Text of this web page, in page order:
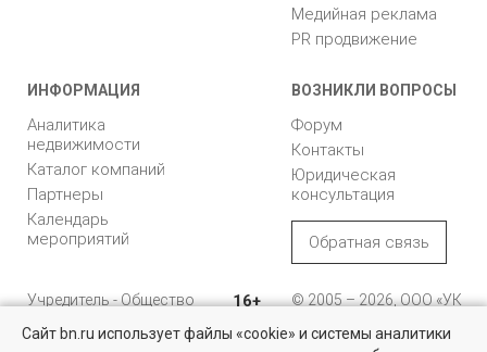
Медийная реклама
PR продвижение
ИНФОРМАЦИЯ
Аналитика
недвижимости
Каталог компаний
Партнеры
Календарь
мероприятий
ВОЗНИКЛИ ВОПРОСЫ
Форум
Контакты
Юридическая
консультация
Обратная связь
Учредитель - Общество
ответственностью
16+
© 2005 – 2026, ООО «УК
Сайт bn.ru использует файлы «cookie» и системы аналитики